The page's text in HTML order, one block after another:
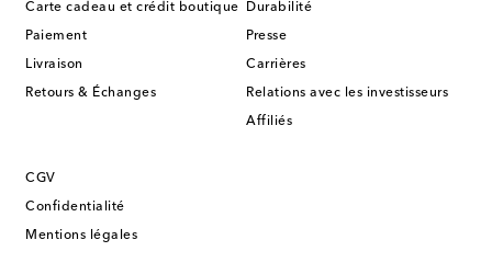
Carte cadeau et crédit boutique
Paiement
Livraison
Retours & Échanges
Durabilité
Presse
Carrières
Relations avec les investisseurs
Affiliés
CGV
Confidentialité
Mentions légales